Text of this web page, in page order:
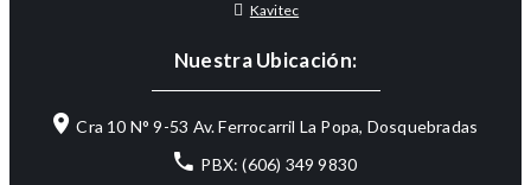
Kavitec
Nuestra Ubicación:
Cra 10 N° 9-53 Av. Ferrocarril La Popa, Dosquebradas
PBX: (606) 349 9830